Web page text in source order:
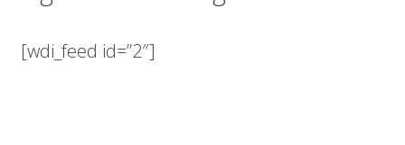
[wdi_feed id=”2″]